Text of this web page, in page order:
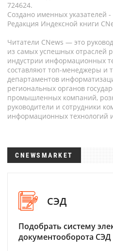
724624.
Создано именных указателей -
Редакция Индексной книги
Читатели CNews — это
из самых успешных отраслей
индустрии информационных
составляют топ-менеджеры и
департаментов
региональных органов
промышленных компаний,
руководители и сотрудники
информационных технологий и
CNEWSMARKET
СЭД
Подобрать систему
документооборота СЭД